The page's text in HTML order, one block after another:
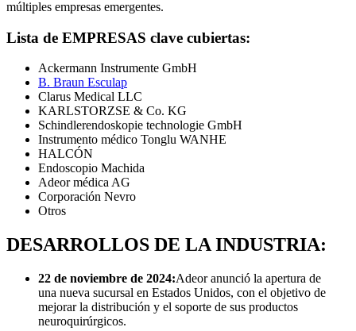
múltiples empresas emergentes.
Lista de EMPRESAS clave cubiertas:
Ackermann Instrumente GmbH
B. Braun Esculap
Clarus Medical LLC
KARLSTORZSE & Co. KG
Schindlerendoskopie technologie GmbH
Instrumento médico Tonglu WANHE
HALCÓN
Endoscopio Machida
Adeor médica AG
Corporación Nevro
Otros
DESARROLLOS DE LA INDUSTRIA:
22 de noviembre de 2024:Adeor anunció la apertura de
una nueva sucursal en Estados Unidos, con el objetivo de
mejorar la distribución y el soporte de sus productos
neuroquirúrgicos.